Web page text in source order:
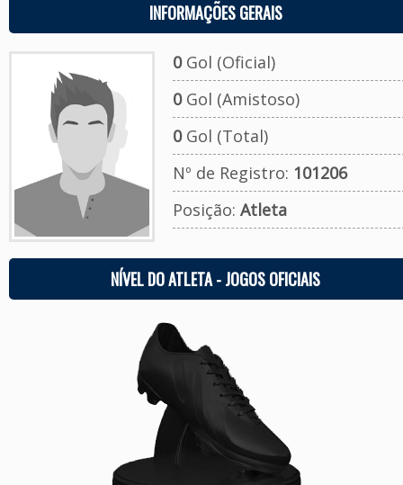
INFORMAÇÕES GERAIS
0Gol (Oficial)
0Gol (Amistoso)
0Gol (Total)
Nº de Registro: 101206
Posição: Atleta
NÍVEL DO ATLETA - JOGOS OFICIAIS